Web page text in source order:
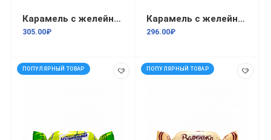
Карамель с желейной начинкой Музыкальная мозайка желе со вкусом апельсина 1кг
305.00₽
Карамель с желейной начинкой Музыкальная мозайка желе со вкусом зеленого яблока 1кг/8
296.00₽
ПОПУЛЯРНЫЙ ТОВАР ПОПУЛЯРНЫЙ ТОВАР